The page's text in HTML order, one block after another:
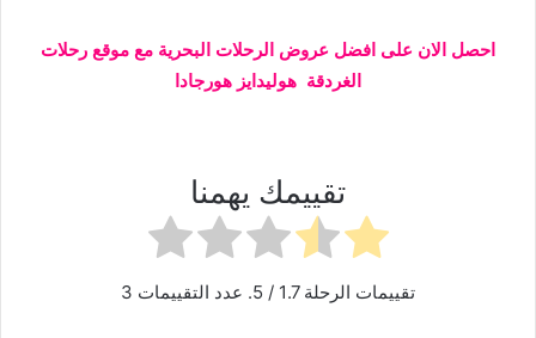
احصل الان على افضل عروض الرحلات البحرية مع موقع رحلات
الغردقة هوليدايز هورجادا
تقييمك يهمنا
تقييمات الرحلة1.7 / 5. عدد التقييمات 3